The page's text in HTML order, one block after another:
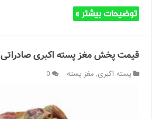
توضیحات بیشتر »
قیمت پخش مغز پسته اکبری صادراتی
پسته اکبری,مغز پسته 0